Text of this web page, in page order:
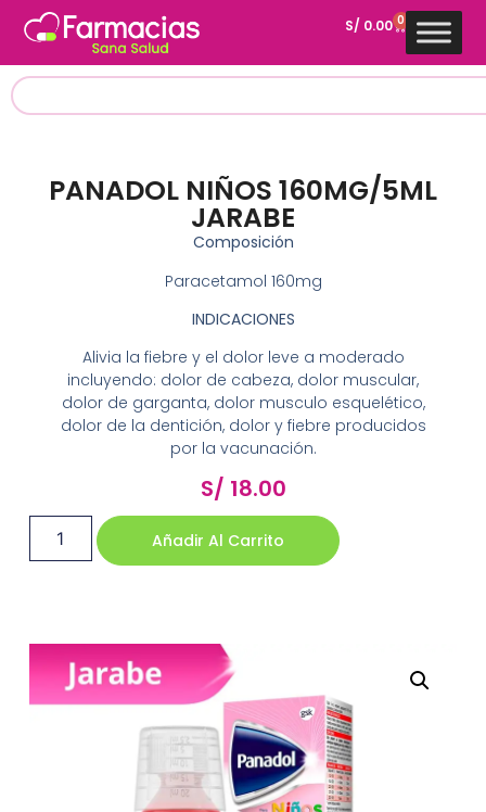
S/ 0.00 0
PANADOL NIÑOS 160MG/5ML
JARABE
Composición
Paracetamol 160mg
INDICACIONES
Alivia la fiebre y el dolor leve a moderado
incluyendo: dolor de cabeza, dolor muscular,
dolor de garganta, dolor musculo esquelético,
dolor de la dentición, dolor y fiebre producidos
por la vacunación.
S/ 18.00
Añadir Al Carrito